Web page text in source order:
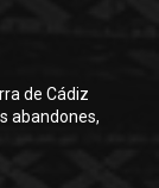
de Cádiz
abandones,